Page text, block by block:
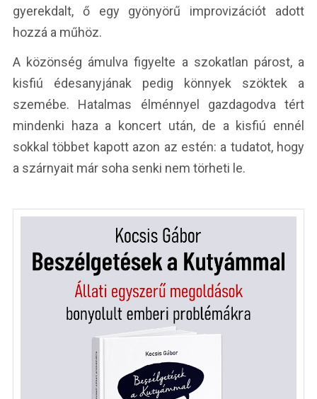
gyerekdalt, ő egy gyönyörű improvizációt adott
hozzá a műhöz.
A közönség ámulva figyelte a szokatlan párost, a
kisfiú édesanyjának pedig könnyek szöktek a
szemébe. Hatalmas élménnyel gazdagodva tért
mindenki haza a koncert után, de a kisfiú ennél
sokkal többet kapott azon az estén: a tudatot, hogy
a szárnyait már soha senki nem törheti le.